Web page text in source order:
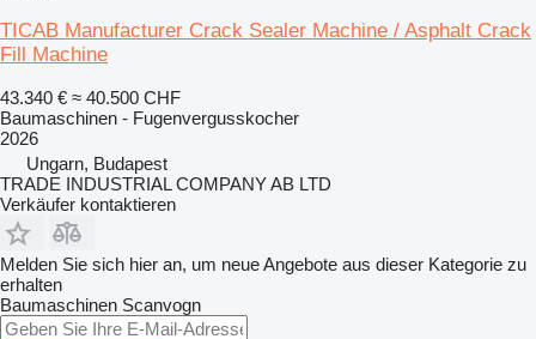
TICAB Manufacturer Crack Sealer Machine / Asphalt Crack
Fill Machine
43.340 € ≈ 40.500 CHF
Baumaschinen - Fugenvergusskocher
2026
Ungarn, Budapest
TRADE INDUSTRIAL COMPANY AB LTD
Verkäufer kontaktieren
Melden Sie sich hier an, um neue Angebote aus dieser Kategorie zu
erhalten
Baumaschinen Scanvogn